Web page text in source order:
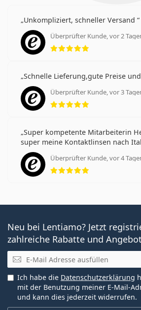
Unkompliziert, schneller Versand
Überprüfter Kunde, vor 2
Bewertung 5
Schnelle Lieferung,gute Preise
Überprüfter Kunde, vor 3
Bewertung 5
Super kompetente Mitarbeiterin
super meine Kontaktlinsen nach
Überprüfter Kunde, vor 4
Bewertung 5
Neu bei Lentiamo? Jetzt
zahlreiche Rabatte und
E-Mail
Ich habe die Datenschutzerklärung
mit der Benutzung meiner E-Mail-
und kann dies jederzeit widerrufen.